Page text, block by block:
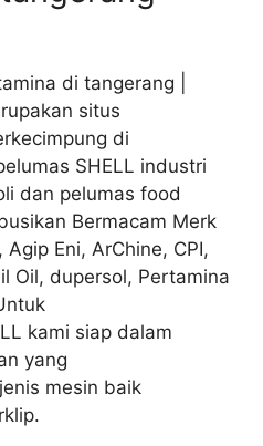
di tangerang |
situs
di
SHELL industri
dan pelumas food
Bermacam Merk
Eni, ArChine, CPI,
Oil, dupersol, Pertamina
kami siap dalam
yang
mesin baik